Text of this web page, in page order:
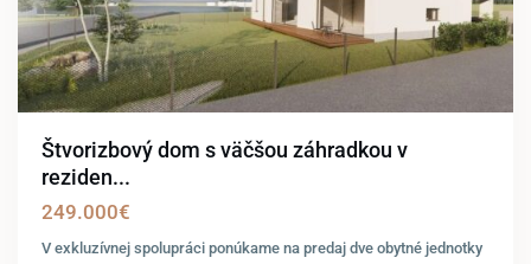
Štvorizbový dom s väčšou záhradkou v
reziden...
249.000€
V exkluzívnej spolupráci ponúkame na predaj dve obytné jednotky